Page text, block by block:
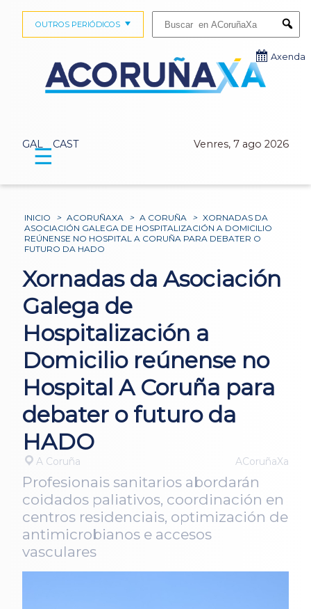
GAL CAST Venres, 7 ago 2026
OUTROS PERIÓDICOS
Axenda
☰
INICIO > ACORUÑAXA > A CORUÑA > XORNADAS DA
ASOCIACIÓN GALEGA DE HOSPITALIZACIÓN A DOMICILIO
REÚNENSE NO HOSPITAL A CORUÑA PARA DEBATER O
FUTURO DA HADO
Xornadas da Asociación
Galega de
Hospitalización a
Domicilio reúnense no
Hospital A Coruña para
debater o futuro da
HADO
A Coruña ACoruñaXa
Profesionais sanitarios abordarán
coidados paliativos, coordinación en
centros residenciais, optimización de
antimicrobianos e accesos
vasculares